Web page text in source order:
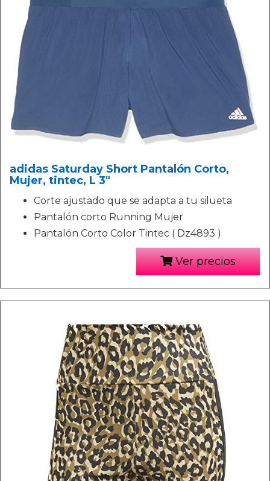
adidas Saturday Short Pantalón Corto,
Mujer, tintec, L 3"
Corte ajustado que se adapta a tu silueta
Pantalón corto Running Mujer
Pantalón Corto Color Tintec ( Dz4893 )
Ver precios